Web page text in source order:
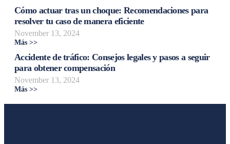
Cómo actuar tras un choque: Recomendaciones para
resolver tu caso de manera eficiente
November 13, 2024
Más >>
Accidente de tráfico: Consejos legales y pasos a seguir
para obtener compensación
November 13, 2024
Más >>